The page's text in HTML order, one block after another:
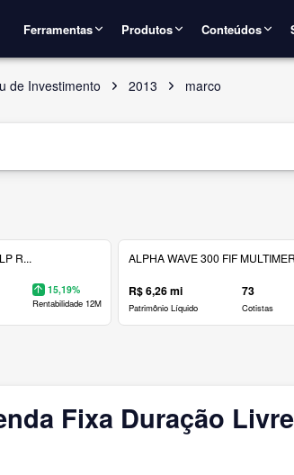
Ferramentas Produtos Conteúdos
de Investimento 2013 marco
R...
15,19%
Rentabilidade 12M
ALPHA WAVE 300 FIF
R$ 6,26 mi
Patrimônio Líquido
73
Cotistas
Fixa Duração